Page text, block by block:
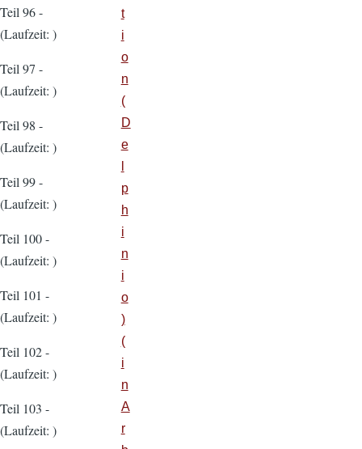
Teil 96 -
(Laufzeit: )
Teil 97 -
(Laufzeit: )
Teil 98 -
(Laufzeit: )
Teil 99 -
(Laufzeit: )
Teil 100 -
(Laufzeit: )
Teil 101 -
(Laufzeit: )
Teil 102 -
(Laufzeit: )
Teil 103 -
(Laufzeit: )
t
i
o
n
(
D
e
p
h
i
n
i
o
)
(
i
n
A
r